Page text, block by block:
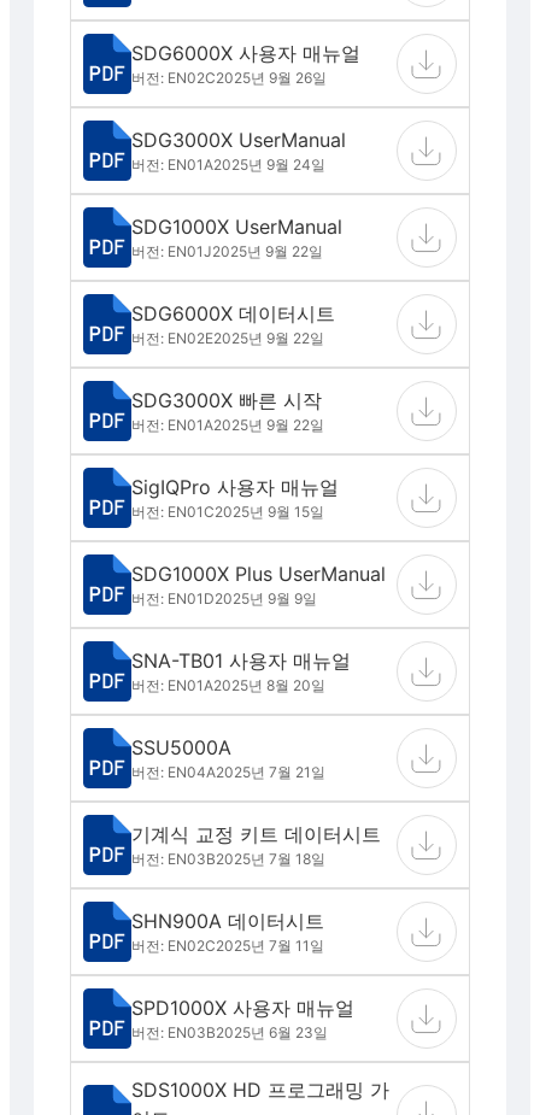
SDG6000X 사용자 매뉴얼
버전: EN02C2025년 9월 26일
SDG3000X UserManual
버전: EN01A2025년 9월 24일
SDG1000X UserManual
버전: EN01J2025년 9월 22일
SDG6000X 데이터시트
버전: EN02E2025년 9월 22일
SDG3000X 빠른 시작
버전: EN01A2025년 9월 22일
SigIQPro 사용자 매뉴얼
버전: EN01C2025년 9월 15일
SDG1000X Plus UserManual
버전: EN01D2025년 9월 9일
SNA-TB01 사용자 매뉴얼
버전: EN01A2025년 8월 20일
SSU5000A
버전: EN04A2025년 7월 21일
기계식 교정 키트 데이터시트
버전: EN03B2025년 7월 18일
SHN900A 데이터시트
버전: EN02C2025년 7월 11일
SPD1000X 사용자 매뉴얼
버전: EN03B2025년 6월 23일
SDS1000X HD 프로그래밍 가